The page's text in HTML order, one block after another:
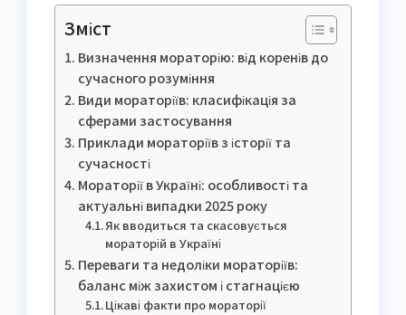
Зміст
Визначення мораторію: від коренів до
сучасного розуміння
Види мораторіїв: класифікація за
сферами застосування
Приклади мораторіїв з історії та
сучасності
Мораторії в Україні: особливості та
актуальні випадки 2025 року
Як вводиться та скасовується
мораторій в Україні
Переваги та недоліки мораторіїв:
баланс між захистом і стагнацією
Цікаві факти про мораторії